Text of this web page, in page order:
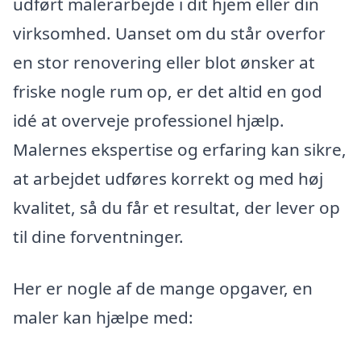
virksomhed. Uanset om du står overfor
en stor renovering eller blot ønsker at
friske nogle rum op, er det altid en god
idé at overveje professionel hjælp.
Malernes ekspertise og erfaring kan sikre,
at arbejdet udføres korrekt og med høj
kvalitet, så du får et resultat, der lever op
til dine forventninger.
Her er nogle af de mange opgaver, en
maler kan hjælpe med: